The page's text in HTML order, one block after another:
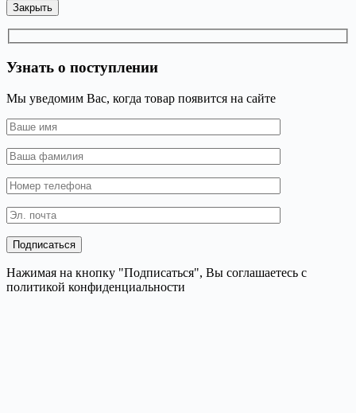
Закрыть
Узнать о поступлении
Мы уведомим Вас, когда товар появится на сайте
Нажимая на кнопку "Подписаться", Вы соглашаетесь с
политикой конфиденциальности